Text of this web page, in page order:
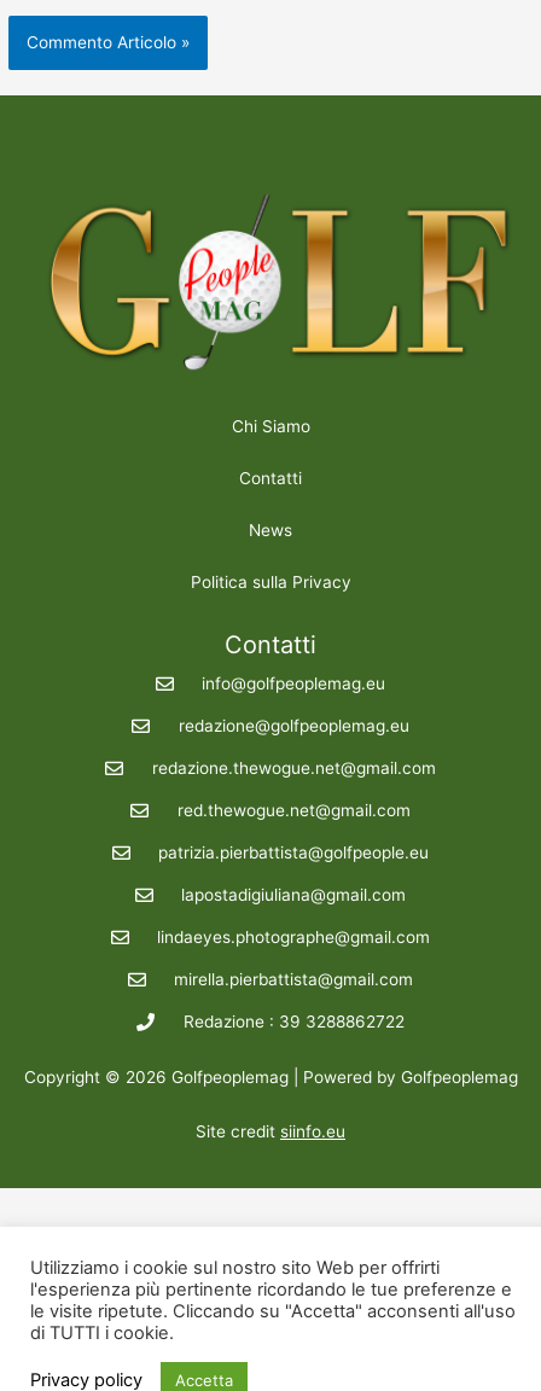
Chi Siamo
Contatti
News
Politica sulla Privacy
Contatti
info@golfpeoplemag.eu
redazione@golfpeoplemag.eu
redazione.thewogue.net@gmail.com
red.thewogue.net@gmail.com
patrizia.pierbattista@golfpeople.eu
lapostadigiuliana@gmail.com
lindaeyes.photographe@gmail.com
mirella.pierbattista@gmail.com
Redazione : 39 3288862722
Copyright © 2026 Golfpeoplemag | Powered by Golfpeoplemag
Site credit siinfo.eu
Utilizziamo i cookie sul nostro sito Web per offrirti
l'esperienza più pertinente ricordando le tue preferenze e
le visite ripetute. Cliccando su "Accetta" acconsenti all'uso
di TUTTI i cookie.
Privacy policy Accetta